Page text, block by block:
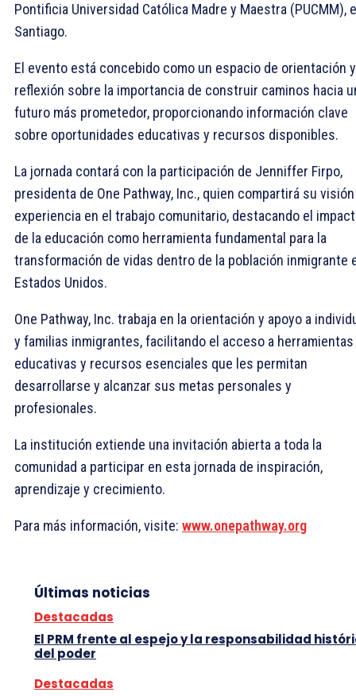
Pontificia Universidad Católica Madre y Maestra (PUCMM),
Santiago.
El evento está concebido como un espacio de orientación y
reflexión sobre la importancia de construir caminos hacia
futuro más prometedor, proporcionando información clave
sobre oportunidades educativas y recursos disponibles.
La jornada contará con la participación de Jenniffer Firpo,
presidenta de One Pathway, Inc., quien compartirá su
experiencia en el trabajo comunitario, destacando el
de la educación como herramienta fundamental para la
transformación de vidas dentro de la población inmigrante
Estados Unidos.
One Pathway, Inc. trabaja en la orientación y apoyo a
y familias inmigrantes, facilitando el acceso a herramientas
educativas y recursos esenciales que les permitan
desarrollarse y alcanzar sus metas personales y
profesionales.
La institución extiende una invitación abierta a toda la
comunidad a participar en esta jornada de inspiración,
aprendizaje y crecimiento.
Para más información, visite: www.onepathway.org
Últimas noticias
Destacadas
El PRM frente al espejo y la responsabilidad
del poder
Destacadas